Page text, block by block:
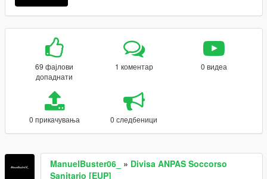
69 фајлови
допаднати
1 коментар 0 видеа
0 прикачувања 0 следбеници
ManuelBuster06_ » Divisa ANPAS Soccorso
Sanitario [EUP]